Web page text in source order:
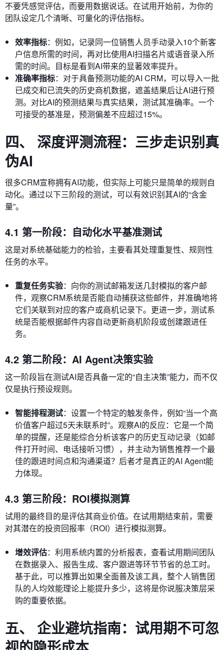
不要凭感觉评估，而要用数据说话。在试用开始前，为你的
团队设定几个清晰、可量化的评估指标。
效率指标：例如，记录同一位销售人员手动录入10个新客
户信息所需的时间，再对比使用AI扫描名片或语音录入所
需的时间。目标是看到AI带来的显著效率提升。
准确率指标：对于具备预测功能的AI CRM，可以导入一批
已成交和已流失的历史商机数据，遮盖结果后让AI进行预
测。对比AI的预测结果与真实结果，测试其准确率。一个
可接受的基准是，预测偏差不应超过15%。
四、 深度评测流程：三步走识别真
伪AI
很多CRM宣称拥有AI功能，但实际上可能只是简单的规则自
动化。通过以下三阶段的测试，可以有效识别其AI的“含金
量”。
4.1 第一阶段：自动化水平基准测试
这是对系统基础能力的检验，主要看其处理重复性、规则性
任务的水平。
重复任务实验：向你的测试邮箱发送几封模拟的客户邮
件，观察CRM系统是否能自动捕获这些邮件，并准确地将
它们关联到对应的客户或商机记录下。更进一步，测试系
统是否能根据邮件内容自动更新商机阶段或创建跟进任
务。
4.2 第二阶段：AI Agent决策实验
这一阶段旨在测试AI是否具备一定的“自主决策”能力，而不仅
仅是执行预设规则。
智能排程测试：设置一个特定的触发条件，例如“当一个高
价值客户超过5天未联系时”。观察AI的反应：它是一个简
单的提醒，还是能综合分析该客户的历史互动记录（如邮
件打开时间、电话接听习惯），并主动为销售推荐一个最
佳的跟进时间点和沟通渠道？后者才是真正的AI Agent能
力体现。
4.3 第三阶段：ROI模拟测算
试用的最终目的是评估其商业价值。在试用期结束前，需要
对其潜在的投资回报率（ROI）进行模拟测算。
增效评估：利用系统内置的分析报表，查看试用期间团队
在数据录入、报告生成、客户跟进等环节节省的总工时。
基于此，可以推算出如果全面普及该工具，整个人销售团
队的人均效能理论上能提升多少，这将是你说服决策层采
购的重要依据。
五、 企业避坑指南：试用期不可忽